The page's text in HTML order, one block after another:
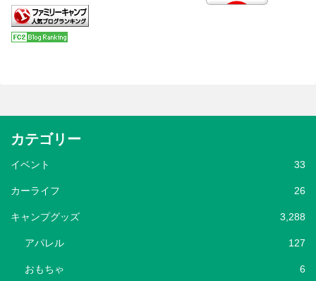
カテゴリー
イベント 33
カーライフ 26
キャンプグッズ 3,288
アパレル 127
おもちゃ 6